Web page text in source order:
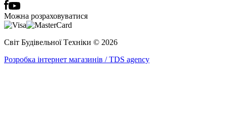
Можна розраховуватися
Світ Будівельної Tехніки © 2026
Розробка інтернет магазинів / TDS agency